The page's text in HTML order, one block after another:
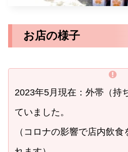
お店の様子
2023年5月現在：外帯（持
ていました。
（コロナの影響で店内飲